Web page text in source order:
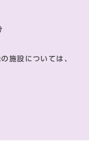
施設については、